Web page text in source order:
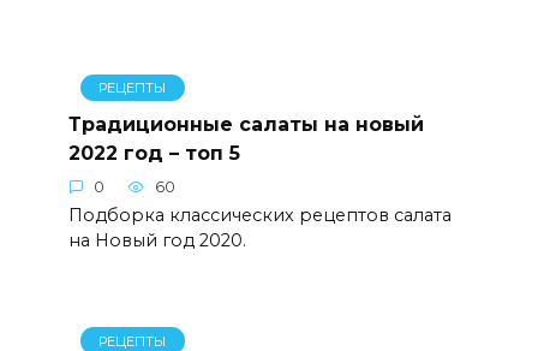
РЕЦЕПТЫ
Традиционные салаты на новый
2022 год – топ 5
0 60
Подборка классических рецептов салата
на Новый год 2020.
РЕЦЕПТЫ